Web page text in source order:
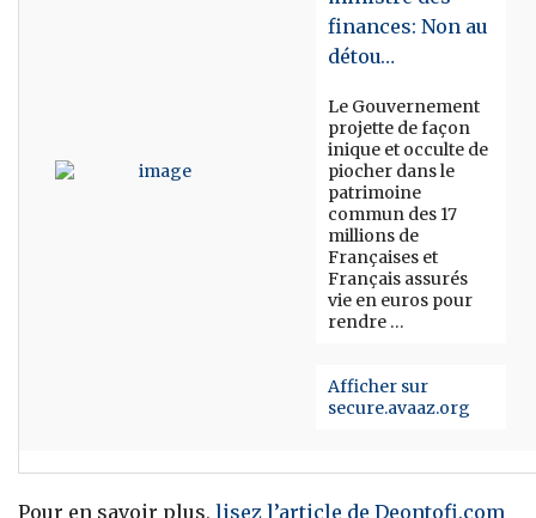
finances: Non au
détou…
Le Gouvernement
projette de façon
inique et occulte de
piocher dans le
patrimoine
commun des 17
millions de
Françaises et
Français assurés
vie en euros pour
rendre …
Afficher sur
secure.avaaz.org
Pour en savoir plus, lisez l’article de Deontofi.com